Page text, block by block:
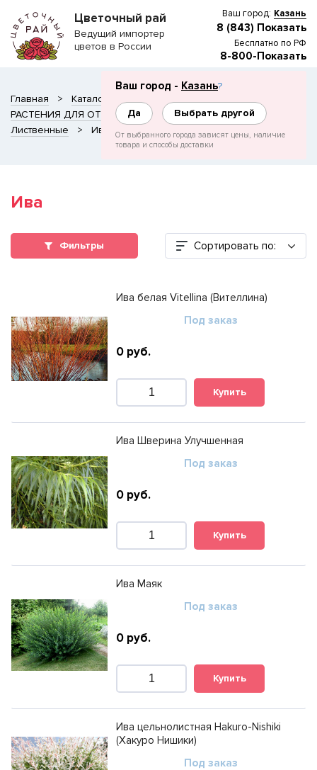
Ваш город: Казань
Ваш город - Казань?
Да Выбрать другой
От выбранного города зависят цены, наличие
товара и способы доставки
8 (843) Показать
Бесплатно по РФ
8-800-Показать
Цветочный рай
Ведущий импортер
цветов в России
Главная
Каталог
РАСТЕНИЯ ДЛЯ ОТКРЫТОГО ГРУНТА
ТК Ногинский
Лиственные
Ива
Ива
Фильтры Сортировать по:
Ива белая Vitellina (Вителлина)
Под заказ
0 руб.
Купить
Ива Шверина Улучшенная
Под заказ
0 руб.
Купить
Ива Маяк
Под заказ
0 руб.
Купить
Ива цельнолистная Hakuro-Nishiki
(Хакуро Нишики)
Под заказ